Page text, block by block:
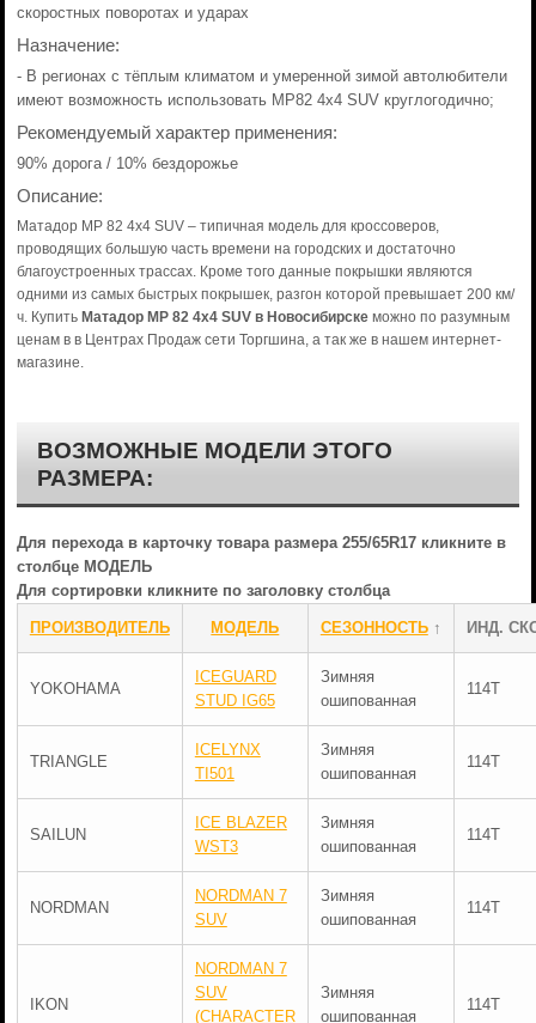
скоростных поворотах и ударах
Назначение:
- В регионах с тёплым климатом и умеренной зимой автолюбители
имеют возможность использовать MP82 4x4 SUV круглогодично;
Рекомендуемый характер применения:
90% дорога / 10% бездорожье
Описание:
Матадор MP 82 4x4 SUV – типичная модель для кроссоверов,
проводящих большую часть времени на городских и достаточно
благоустроенных трассах. Кроме того данные покрышки являются
одними из самых быстрых покрышек, разгон которой превышает 200 км/
ч. Купить Матадор MP 82 4x4 SUV в Новосибирскеможно по разумным
ценам в в Центрах Продаж сети Торгшина, а так же в нашем интернет-
магазине.
ВОЗМОЖНЫЕ МОДЕЛИ ЭТОГО
РАЗМЕРА:
Для перехода в карточку товара размера 255/65R17 кликните в
столбце МОДЕЛЬ
Для сортировки кликните по заголовку столбца
ПРОИЗВОДИТЕЛЬ МОДЕЛЬ СЕЗОННОСТЬ↑ ИНД.
YOKOHAMA
ICEGUARD
STUD IG65
Зимняя
ошипованная
114T
TRIANGLE
ICELYNX
TI501
Зимняя
ошипованная
114T
SAILUN
ICE BLAZER
WST3
Зимняя
ошипованная
114T
NORDMAN
NORDMAN 7
SUV
Зимняя
ошипованная
114T
IKON
NORDMAN 7
SUV
(CHARACTER
Зимняя
ошипованная
114T